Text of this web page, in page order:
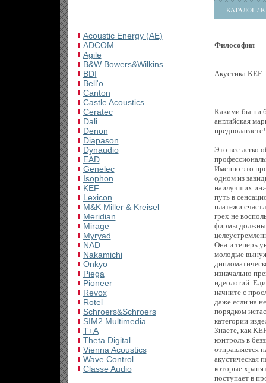
Acoustic Energy (AE)
ADCOM
Agile
B&W Bowers&Wilkins
BDI
Bell'o
Canton
Castle Acoustics
Ceratec
Dali
Denon
Diapason
Dynaudio
EAD
Genelec
Isophon
KEF
Lexicon
M&K Miller & Kreisel
Meridian
Mirage
Myryad
NAD
Nakamichi
Onkyo
Piega
Pioneer
Revox
Rotel
Schroers&Schroers
SIM2 Multimedia
T+A
Theta Digital
Vienna Acoustics
Wave Control
Сlasse Audio
КАТАЛОГ /
Философия
Акустика KEF
Какими бы ни
английская
предполагаете!
Это все легко
Именно это
одном из
наилучших
путь в
платежи
грех не
фирмы должны
Она и теперь
молодые
изначально
идеологий.
начните с
даже если на
порядком
категории
Знаете, как
контроль в
отправляется
акустическая
которые
поступает в